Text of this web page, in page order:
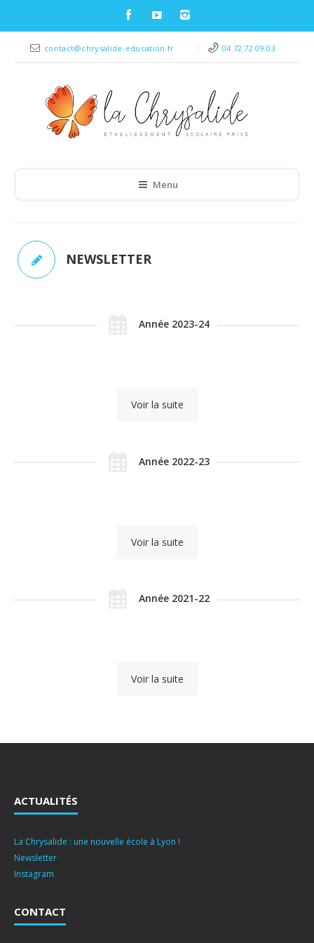
contact@chrysalide-education.fr 04 72 72 09 03
Menu
NEWSLETTER
Année 2023-24
Voir la suite
Année 2022-23
Voir la suite
Année 2021-22
Voir la suite
ACTUALITÉS
La Chrysalide : une nouvelle école à Lyon !
Newsletter
Instagram
CONTACT